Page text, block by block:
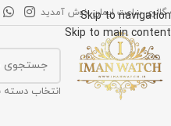
Skip to navigation
Skip to main content
گالری ساعت ایمان خوش آمدید
انتخاب دسته